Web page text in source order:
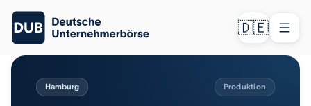
🇩🇪
Hamburg Produktion